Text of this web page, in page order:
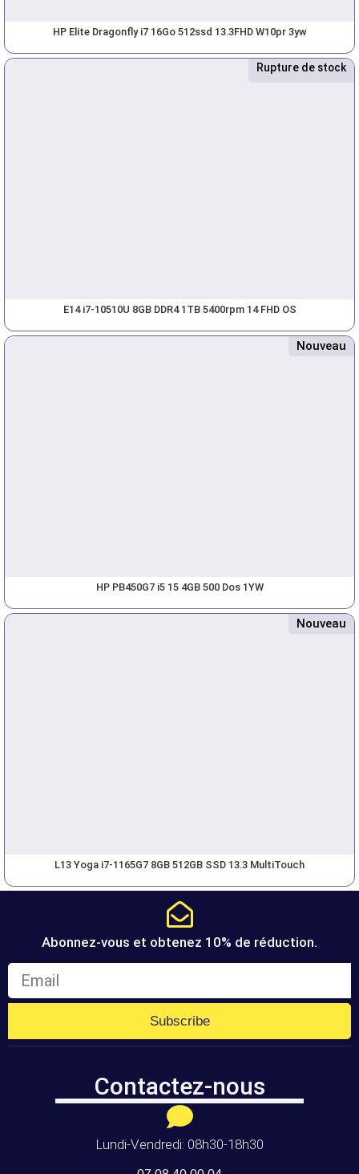
HP Elite Dragonfly i7 16Go 512ssd 13.3FHD W10pr 3yw
Nouveau
Rupture de stock
E14 i7-10510U 8GB DDR4 1TB 5400rpm 14 FHD OS
Nouveau
HP PB450G7 i5 15 4GB 500 Dos 1YW
Nouveau
L13 Yoga i7-1165G7 8GB 512GB SSD 13.3 MultiTouch
Abonnez-vous et obtenez 10% de réduction.
Subscribe
Contactez-nous
Lundi-Vendredi: 08h30-18h30